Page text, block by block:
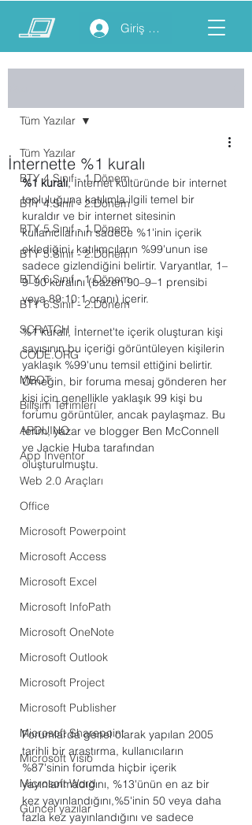
Giriş yap
Tüm Yazılar
BTY 4.Sınıf - 1.Dönem
BTY 4.Sınıf - 2.Dönem
BTY 5.Sınıf - 1.Dönem
BTY 5.Sınıf - 2.Dönem
BTY 6.Sınıf - 1.Dönem
BTY 6.Sınıf - 2.Dönem
SCRATCH
CODE.ORG
MBOT
Bilişim Terimleri
ARDUINO
App Inventor
Web 2.0 Araçları
Office
Microsoft Powerpoint
Microsoft Access
Microsoft Excel
Microsoft InfoPath
Microsoft OneNote
Microsoft Outlook
Microsoft Project
Microsoft Publisher
Microsoft Sharepoint
Microsoft Visio
Microsoft Word
Güncel yazılar
Tüm Yazılar
İnternette %1 kuralı
%1 kuralı, İnternet kültüründe bir internet
topluluğuna katılımla ilgili temel bir
kuraldır ve bir internet sitesinin
kullanıcılarının sadece %1'inin içerik
eklediğini, katılımcıların %99'unun ise
sadece gizlendiğini belirtir. Varyantlar, 1–
9–90 kuralını (bazen 90–9–1 prensibi
veya 89:10:1 oranı) içerir.
%1 kuralı, İnternet'te içerik oluşturan kişi
sayısının bu içeriği görüntüleyen kişilerin
yaklaşık %99'unu temsil ettiğini belirtir.
Örneğin, bir foruma mesaj gönderen her
kişi için genellikle yaklaşık 99 kişi bu
forumu görüntüler, ancak paylaşmaz. Bu
terim, yazar ve blogger Ben McConnell
ve Jackie Huba tarafından
oluşturulmuştu.
Forumlarda genel olarak yapılan 2005
tarihli bir araştırma, kullanıcıların
%87'sinin forumda hiçbir içerik
yayınlanmadığını, %13'ünün en az bir
kez yayınlandığını,%5'inin 50 veya daha
fazla kez yayınlandığını ve sadece